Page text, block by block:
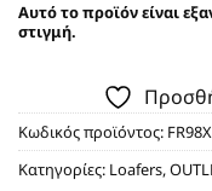
Αυτό το προϊόν είναι
στιγμή.
Κωδικός προϊόντος:
Κατηγορίες: Loafers,